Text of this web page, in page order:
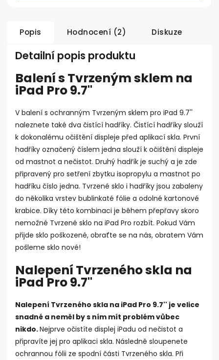
Popis Hodnocení (2) Diskuze
Detailní popis produktu
Balení s Tvrzeným sklem na
iPad Pro 9.7''
V balení s ochranným Tvrzeným sklem pro iPad 9.7''
naleznete také dva čistící hadříky. Čistící hadříky slouží
k dokonalému očištění displeje před aplikací skla. První
hadříky označený číslem jedna slouží k očištění displeje
od mastnot a nečistot. Druhý hadřík je suchý a je zde
připravený pro setření zbytku isopropylu a mastnot po
hadříku číslo jedna. Tvrzené sklo i hadříky jsou zabaleny
do několika vrstev bublinkaté fólie a odolné kartonové
krabice. Díky této kombinaci je během přepřavy skoro
nemožné Tvrzené sklo na iPad Pro rozbít. Pokud Vám
přijde sklo poškozené, obraťte se na nás, obratem Vám
pošleme sklo nové!
Nalepení Tvrzeného skla na
iPad Pro 9.7''
Nalepení Tvrzeného skla na iPad Pro 9.7'' je velice
snadné a neměl by s ním mít problém vůbec
nikdo.Nejprve očistíte displej iPadu od nečistot a
připravíte jej pro aplikaci skla. Následně sloupenete
ochrannou fólii ze spodní části Tvrzeného skla. Při